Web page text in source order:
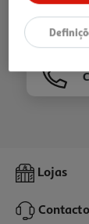
Lojas
Contacto